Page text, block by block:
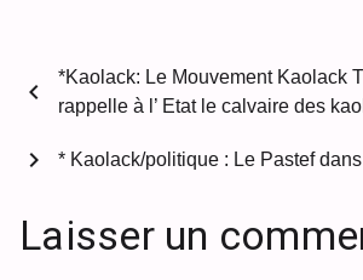
chevron_left
*Kaolack: Le Mouvement Kaolack
rappelle à l’ Etat le calvaire des
* Kaolack/politique : Le Pastef
chevron_right
Laisser un